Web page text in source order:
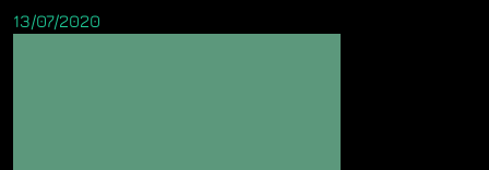
13/07/2020